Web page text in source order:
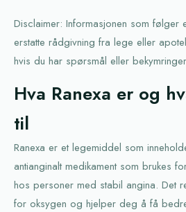
Disclaimer: Informasjonen som følger
erstatte rådgivning fra lege eller
hvis du har spørsmål eller
Hva Ranexa er og
til
Ranexa er et legemiddel som
antianginalt medikament som brukes
hos personer med stabil angina. Det
for oksygen og hjelper deg å få